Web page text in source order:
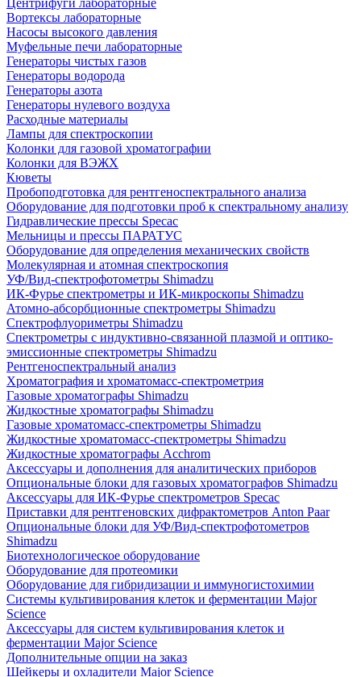
Центрифуги лабораторные
Вортексы лабораторные
Насосы высокого давления
Муфельные печи лабораторные
Генераторы чистых газов
Генераторы водорода
Генераторы азота
Генераторы нулевого воздуха
Расходные материалы
Лампы для спектроскопии
Колонки для газовой хроматографии
Колонки для ВЭЖХ
Кюветы
Пробоподготовка для рентгеноспектрального анализа
Оборудование для подготовки проб к спектральному анализу
Гидравлические прессы Specac
Мельницы и прессы ПАРАТУС
Оборудование для определения механических свойств
Молекулярная и атомная спектроскопия
УФ/Вид-спектрофотометры Shimadzu
ИК-Фурье спектрометры и ИК-микроскопы Shimadzu
Атомно-абсорбционные спектрометры Shimadzu
Спектрофлуориметры Shimadzu
Спектрометры с индуктивно-связанной плазмой и оптико-
эмиссионные спектрометры Shimadzu
Рентгеноспектральный анализ
Хроматография и хроматомасс-спектрометрия
Газовые хроматографы Shimadzu
Жидкостные хроматографы Shimadzu
Газовые хроматомасс-спектрометры Shimadzu
Жидкостные хроматомасс-спектрометры Shimadzu
Жидкостные хроматографы Acchrom
Аксессуары и дополнения для аналитических приборов
Опциональные блоки для газовых хроматографов Shimadzu
Аксессуары для ИК-Фурье спектрометров Specac
Приставки для рентгеновских дифрактометров Anton Paar
Опциональные блоки для УФ/Вид-спектрофотометров
Shimadzu
Биотехнологическое оборудование
Оборудование для протеомики
Оборудование для гибридизации и иммуногистохимии
Системы культивирования клеток и ферментации Major
Science
Аксессуары для систем культивирования клеток и
ферментации Major Science
Дополнительные опции на заказ
Шейкеры и охладители Major Science